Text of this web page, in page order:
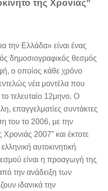
της Χρονιάς”
την Ελλάδα» είναι ένας
δημοσιογραφικός θεσμός
ο οποίος κάθε χρόνο
νέα μοντέλα που
τελευταίο 12μηνο. Ο
επαγγελματίες συντάκτες
του το 2006, με την
Χρονιάς 2007” και έκτοτε
αυτοκινητική
είναι η προαγωγή της
την ανάδειξη των
ιδανικά την